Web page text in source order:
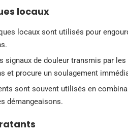
locaux
locaux sont utilisés pour
signaux de douleur transmis par
et procure un soulagement
sont souvent utilisés en
démangeaisons.